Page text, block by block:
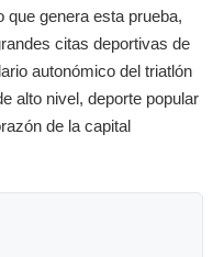
genera esta prueba,
citas deportivas de
autonómico del triatlón
alto nivel, deporte popular
de la capital